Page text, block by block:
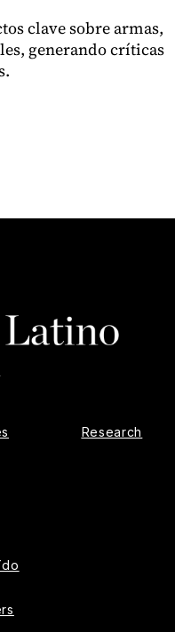
clave sobre armas,
generando críticas
Research